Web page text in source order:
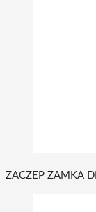
ZACZEP ZAMKA